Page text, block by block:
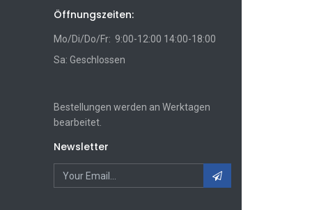
Öffnungszeiten:
Mo/Di/Do/Fr: 9:00-12:00 14:00-18:00
Sa: Geschlossen
Bestellungen werden an Werktagen
bearbeitet.
Newsletter